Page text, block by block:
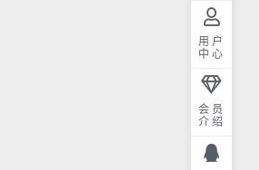
用户
中心
会员
介绍